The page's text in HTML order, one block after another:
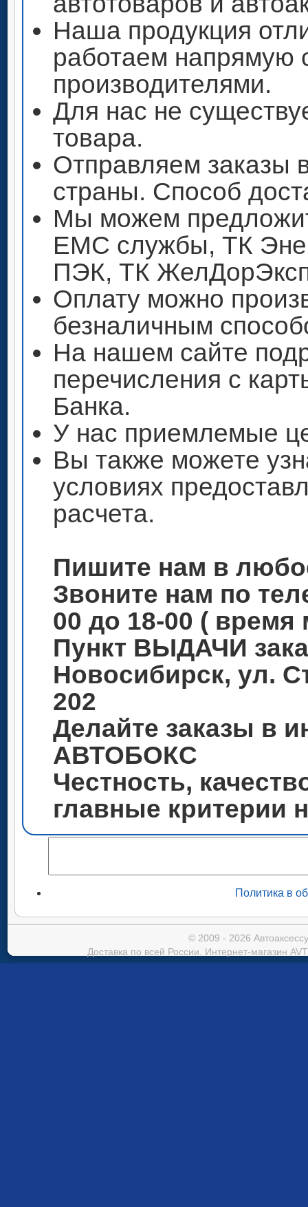
Наша продукция
работаем напрямую
производителями.
Для нас не
товара.
Отправляем заказы
страны. Способ
Мы можем
ЕМС службы, ТК
ПЭК, ТК
Оплату можно
безналичным
На нашем сайте
перечисления с
Банка.
У нас приемлемые
Вы также можете
условиях
расчета.
Пишите нам в
Звоните нам по
00 до 18-00 ( время
Пункт ВЫДАЧИ
Новосибирск, ул.
202
Делайте заказы в
АВТОБОКС
Честность,
главные критерии
Политика в
© 2009 - 2026
Доставка по всей России. Интернет-магазин